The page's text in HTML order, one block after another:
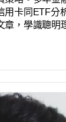
用卡同ETF分
章，學識聰明